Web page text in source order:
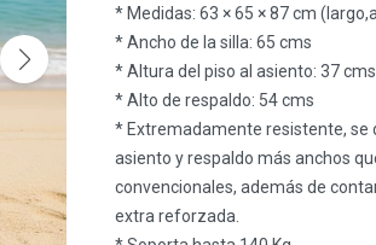
* Medidas: 63 × 65 × 87 cm
* Ancho de la silla: 65 cms
* Altura del piso al asiento: 37 cms
* Alto de respaldo: 54 cms
* Extremadamente resistente, se
asiento y respaldo más anchos
convencionales, además de
extra reforzada.